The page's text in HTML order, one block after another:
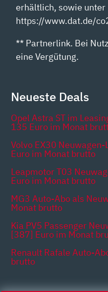
erhältlich, sowie unter
https://www.dat.de/
** Partnerlink. Bei
eine Vergütung.
Neueste Deals
Opel Astra ST im
135 Euro im Monat
Volvo EX30
Euro im Monat brutto
Leapmotor T03
Euro im Monat brutto
MG3 Auto-Abo als
Monat brutto
Kia PV5 Passenger
[387] Euro im Monat
Renault Rafale Auto-
brutto